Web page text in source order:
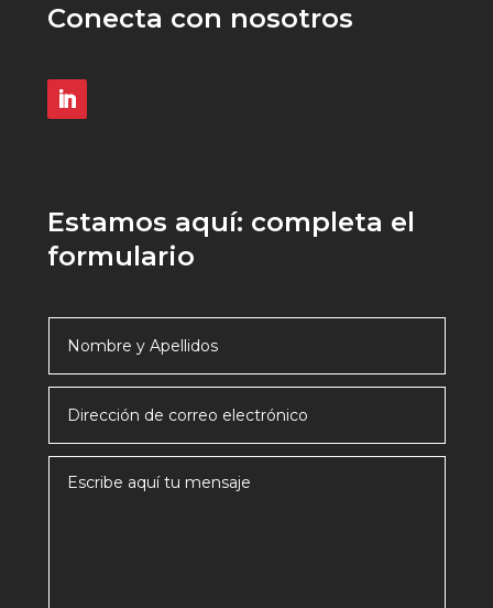
Conecta con nosotros
Estamos aquí: completa el
formulario